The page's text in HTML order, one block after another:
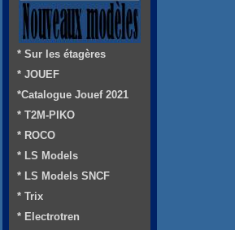
* Sur les étagères
* JOUEF
*Catalogue Jouef 2021
* T2M-PIKO
* ROCO
* LS Models
* LS Models SNCF
* Trix
* Electrotren